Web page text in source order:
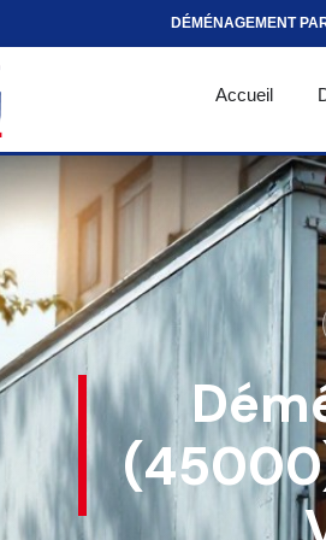
DÉMÉNAGEMENT
Accueil